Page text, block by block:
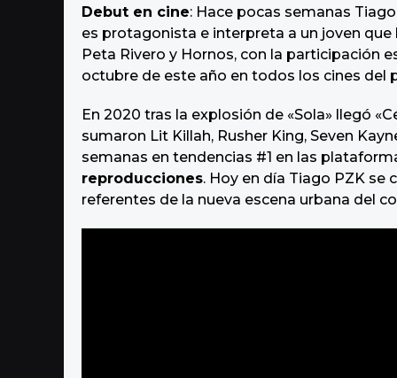
Debut en cine: Hace pocas semanas
es protagonista e interpreta a un joven
Peta Rivero y Hornos, con la participación
octubre de este año en todos los cines del
En 2020 tras la explosión de «Sola» llegó
sumaron Lit Killah, Rusher King, Seven
semanas en tendencias #1 en las
reproducciones. Hoy en día Tiago PZK
referentes de la nueva escena urbana del